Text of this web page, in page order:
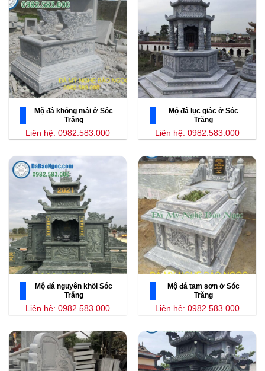
Mộ đá không mái ở Sóc
Trăng
Liên hệ: 0982.583.000
Mộ đá lục giác ở Sóc
Trăng
Liên hệ: 0982.583.000
Mộ đá nguyên khối Sóc
Trăng
Liên hệ: 0982.583.000
Mộ đá tam sơn ở Sóc
Trăng
Liên hệ: 0982.583.000